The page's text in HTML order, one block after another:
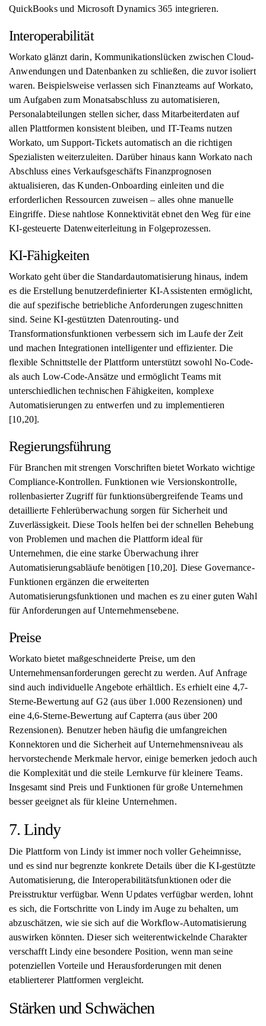
QuickBooks und Microsoft Dynamics 365 integrieren.
Interoperabilität
Workato glänzt darin, Kommunikationslücken zwischen Cloud-
Anwendungen und Datenbanken zu schließen, die zuvor isoliert
waren. Beispielsweise verlassen sich Finanzteams auf Workato,
um Aufgaben zum Monatsabschluss zu automatisieren,
Personalabteilungen stellen sicher, dass Mitarbeiterdaten auf
allen Plattformen konsistent bleiben, und IT-Teams nutzen
Workato, um Support-Tickets automatisch an die richtigen
Spezialisten weiterzuleiten. Darüber hinaus kann Workato nach
Abschluss eines Verkaufsgeschäfts Finanzprognosen
aktualisieren, das Kunden-Onboarding einleiten und die
erforderlichen Ressourcen zuweisen – alles ohne manuelle
Eingriffe. Diese nahtlose Konnektivität ebnet den Weg für eine
KI-gesteuerte Datenweiterleitung in Folgeprozessen.
KI-Fähigkeiten
Workato geht über die Standardautomatisierung hinaus, indem
es die Erstellung benutzerdefinierter KI-Assistenten ermöglicht,
die auf spezifische betriebliche Anforderungen zugeschnitten
sind. Seine KI-gestützten Datenrouting- und
Transformationsfunktionen verbessern sich im Laufe der Zeit
und machen Integrationen intelligenter und effizienter. Die
flexible Schnittstelle der Plattform unterstützt sowohl No-Code-
als auch Low-Code-Ansätze und ermöglicht Teams mit
unterschiedlichen technischen Fähigkeiten, komplexe
Automatisierungen zu entwerfen und zu implementieren
[10,20].
Regierungsführung
Für Branchen mit strengen Vorschriften bietet Workato wichtige
Compliance-Kontrollen. Funktionen wie Versionskontrolle,
rollenbasierter Zugriff für funktionsübergreifende Teams und
detaillierte Fehlerüberwachung sorgen für Sicherheit und
Zuverlässigkeit. Diese Tools helfen bei der schnellen Behebung
von Problemen und machen die Plattform ideal für
Unternehmen, die eine starke Überwachung ihrer
Automatisierungsabläufe benötigen [10,20]. Diese Governance-
Funktionen ergänzen die erweiterten
Automatisierungsfunktionen und machen es zu einer guten Wahl
für Anforderungen auf Unternehmensebene.
Preise
Workato bietet maßgeschneiderte Preise, um den
Unternehmensanforderungen gerecht zu werden. Auf Anfrage
sind auch individuelle Angebote erhältlich. Es erhielt eine 4,7-
Sterne-Bewertung auf G2 (aus über 1.000 Rezensionen) und
eine 4,6-Sterne-Bewertung auf Capterra (aus über 200
Rezensionen). Benutzer heben häufig die umfangreichen
Konnektoren und die Sicherheit auf Unternehmensniveau als
hervorstechende Merkmale hervor, einige bemerken jedoch auch
die Komplexität und die steile Lernkurve für kleinere Teams.
Insgesamt sind Preis und Funktionen für große Unternehmen
besser geeignet als für kleine Unternehmen.
7. Lindy
Die Plattform von Lindy ist immer noch voller Geheimnisse,
und es sind nur begrenzte konkrete Details über die KI-gestützte
Automatisierung, die Interoperabilitätsfunktionen oder die
Preisstruktur verfügbar. Wenn Updates verfügbar werden, lohnt
es sich, die Fortschritte von Lindy im Auge zu behalten, um
abzuschätzen, wie sie sich auf die Workflow-Automatisierung
auswirken könnten. Dieser sich weiterentwickelnde Charakter
verschafft Lindy eine besondere Position, wenn man seine
potenziellen Vorteile und Herausforderungen mit denen
etablierterer Plattformen vergleicht.
Stärken und Schwächen